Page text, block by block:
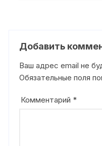
Добавить
Ваш адрес email не
Обязательные поля
Комментарий *